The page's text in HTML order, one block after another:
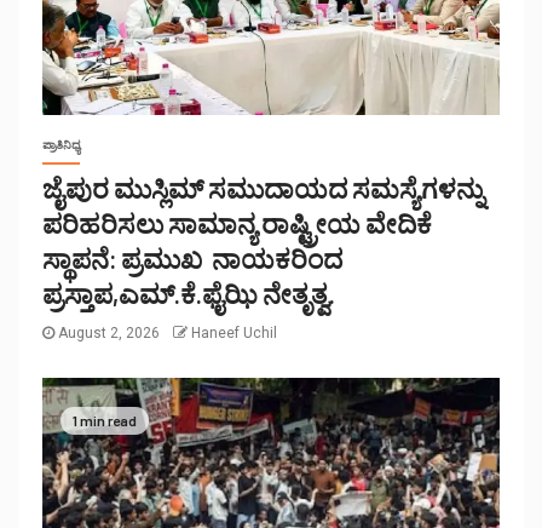
ಪ್ರಾತಿನಿಧ್ಯ
ಜೈಪುರ ಮುಸ್ಲಿಮ್ ಸಮುದಾಯದ ಸಮಸ್ಯೆಗಳನ್ನು
ಪರಿಹರಿಸಲು ಸಾಮಾನ್ಯ ರಾಷ್ಟ್ರೀಯ ವೇದಿಕೆ
ಸ್ಥಾಪನೆ: ಪ್ರಮುಖ ನಾಯಕರಿಂದ
ಪ್ರಸ್ತಾಪ,ಎಮ್.ಕೆ.ಫೈಝಿ ನೇತೃತ್ವ.
August 2, 2026 Haneef Uchil
1 min read